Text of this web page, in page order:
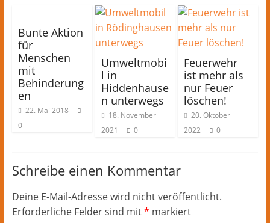
Bunte Aktion
für
Menschen
mit
Behinderung
en
22. Mai 2018
0
Umweltmobi
l in
Hiddenhause
n unterwegs
18. November
2021
0
Feuerwehr
ist mehr als
nur Feuer
löschen!
20. Oktober
2022
0
Schreibe einen Kommentar
Deine E-Mail-Adresse wird nicht veröffentlicht.
Erforderliche Felder sind mit* markiert